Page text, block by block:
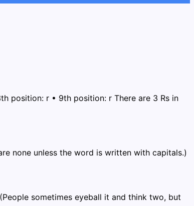
position: r • 9th position: r There are 3 Rs in
none unless the word is written with capitals.)
sometimes eyeball it and think two, but